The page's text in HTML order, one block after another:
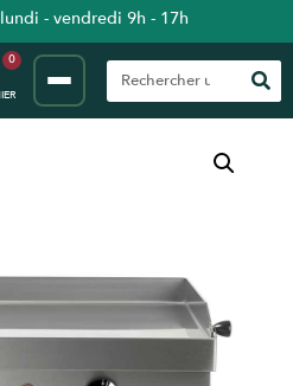
lundi - vendredi 9h - 17h
0